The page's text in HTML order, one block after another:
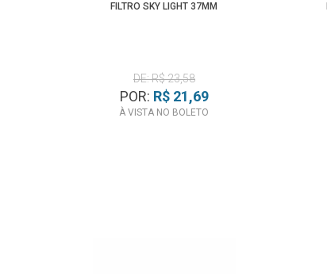
FILTRO SKY LIGHT 37MM
DE: R$ 23,58
POR: R$ 21,69
À VISTA NO BOLETO